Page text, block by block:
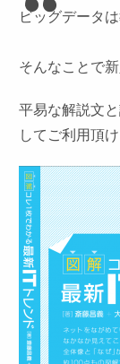
ビッグデータ
そんなことで
平易な解説文
してご利用頂け